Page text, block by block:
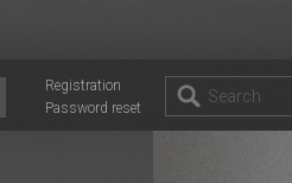
Registration
Password reset